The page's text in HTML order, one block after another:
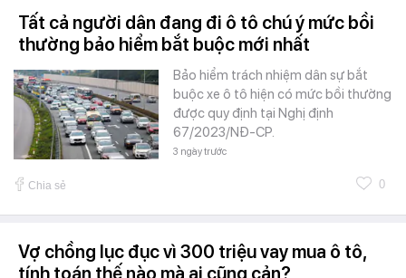
Tất cả người dân đang đi ô tô chú ý mức bồi
thường bảo hiểm bắt buộc mới nhất
Bảo hiểm trách nhiệm dân sự bắt
buộc xe ô tô hiện có mức bồi thường
được quy định tại Nghị định
67/2023/NĐ-CP.
3 ngày trước
Chia sẻ 0
Vợ chồng lục đục vì 300 triệu vay mua ô tô,
tính toán thế nào mà ai cũng cản?